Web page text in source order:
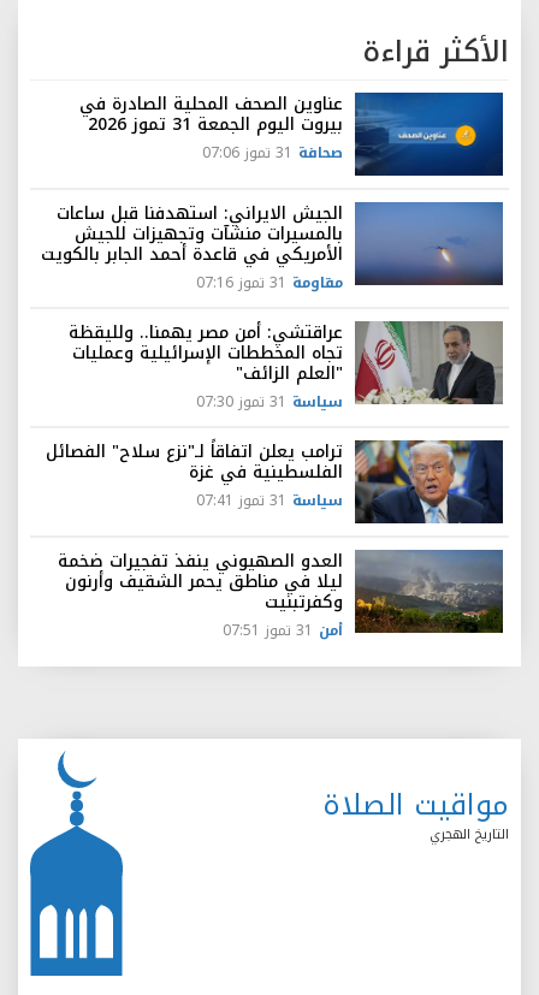
الأكثر قراءة
عناوين الصحف المحلية الصادرة في
بيروت اليوم الجمعة 31 تموز 2026
صحافة 31 تموز 07:06
الجيش الايراني: استهدفنا قبل ساعات
بالمسيرات منشآت وتجهيزات للجيش
الأمريكي في قاعدة أحمد الجابر بالكويت
مقاومة 31 تموز 07:16
عراقتشي: أمن مصر يهمنا.. ولليقظة
تجاه المخططات الإسرائيلية وعمليات
"العلم الزائف"
سياسة 31 تموز 07:30
ترامب يعلن اتفاقاً لـ"نزع سلاح" الفصائل
الفلسطينية في غزة
سياسة 31 تموز 07:41
العدو الصهيوني ينفذ تفجيرات ضخمة
ليلا في مناطق يحمر الشقيف وأرنون
وكفرتبنيت
أمن 31 تموز 07:51
مواقيت الصلاة
التاريخ الهجري